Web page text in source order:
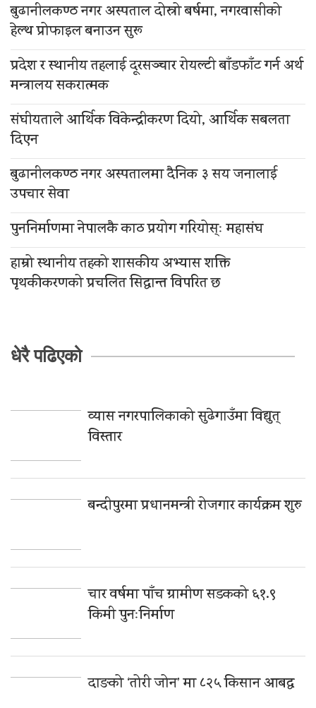
बुढानीलकण्ठ नगर अस्पताल दोस्रो बर्षमा, नगरवासीको
हेल्थ प्रोफाइल बनाउन सुरू
प्रदेश र स्थानीय तहलाई दूरसञ्चार रोयल्टी बाँडफाँट गर्न अर्थ
मन्त्रालय सकरात्मक
संघीयताले आर्थिक विकेन्द्रीकरण दियो, आर्थिक सबलता
दिएन
बुढानीलकण्ठ नगर अस्पतालमा दैनिक ३ सय जनालाई
उपचार सेवा
पुननिर्माणमा नेपालकै काठ प्रयोग गरियोस्ः महासंघ
हाम्रो स्थानीय तहको शासकीय अभ्यास शक्ति
पृथकीकरणको प्रचलित सिद्धान्त विपरित छ
धेरै पढिएको
व्यास नगरपालिकाको सुढेगाउँमा विद्युत्
विस्तार
बन्दीपुरमा प्रधानमन्त्री रोजगार कार्यक्रम शुरु
चार वर्षमा पाँच ग्रामीण सडकको ६१.९
किमी पुनःनिर्माण
दाङको ‘तोरी जोन’ मा ८२५ किसान आबद्ध